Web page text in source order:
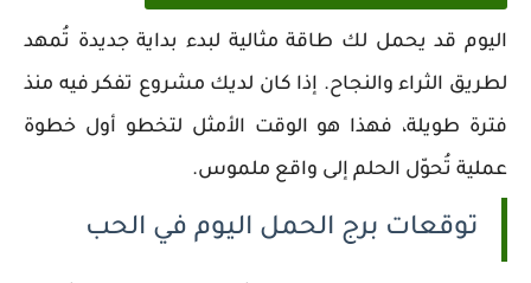
اليوم قد يحمل لك طاقة مثالية لبدء بداية جديدة تُمهد
لطريق الثراء والنجاح. إذا كان لديك مشروع تفكر فيه منذ
فترة طويلة، فهذا هو الوقت الأمثل لتخطو أول خطوة
عملية تُحوّل الحلم إلى واقع ملموس.
توقعات برج الحمل اليوم في الحب